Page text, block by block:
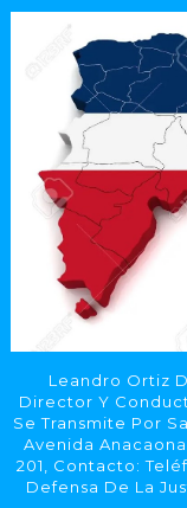
Leandro Ortiz
Director Y
Se Transmite Por
Avenida
201, Contacto:
Defensa De La